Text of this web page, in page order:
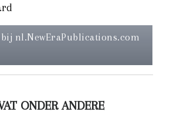
nl.NewEraPublications.com
ONDER ANDERE